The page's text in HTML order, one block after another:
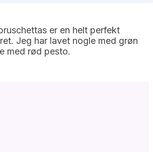
er en helt perfekt
Jeg har lavet nogle med grøn
med rød pesto.